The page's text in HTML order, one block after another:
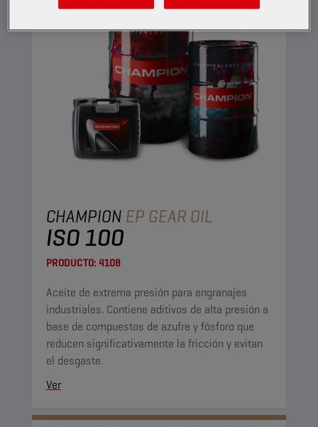
CHAMPION EP GEAR OIL
ISO 100
PRODUCTO: 4108
Aceite de extrema presión para engranajes
industriales. Contiene aditivos de alta presión a
base de compuestos de azufre y fósforo que
reducen significativamente la fricción y evitan
el desgaste.
Ver